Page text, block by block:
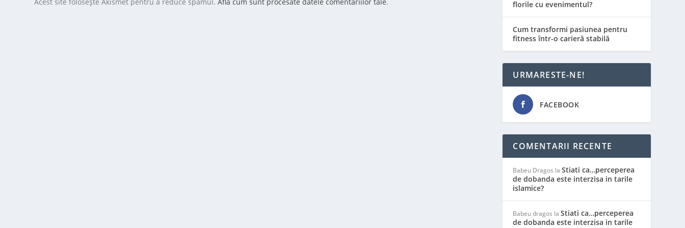
florile cu evenimentul?
Cum transformi pasiunea pentru
fitness într-o carieră stabilă
URMARESTE-NE!
FACEBOOK
COMENTARII RECENTE
Babeu Dragos laStiati ca…perceperea
de dobanda este interzisa in tarile
islamice?
Babeu dragos laStiati ca…perceperea
de dobanda este interzisa in tarile